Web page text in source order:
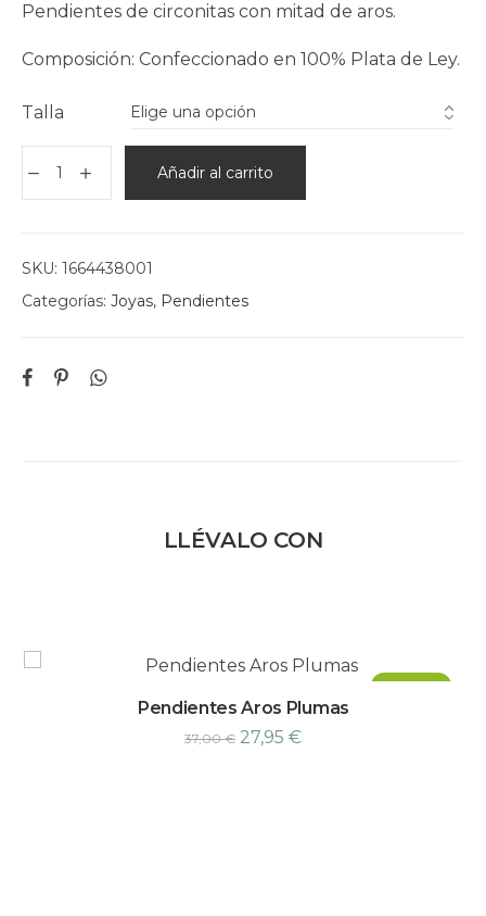
Pendientes de circonitas con mitad de aros.
Composición: Confeccionado en 100% Plata de Ley.
Talla
Añadir al carrito
SKU: 1664438001
Categorías: Joyas, Pendientes
LLÉVALO CON
¡Oferta!
Pendientes Aros Plumas
37,00€ 27,95€